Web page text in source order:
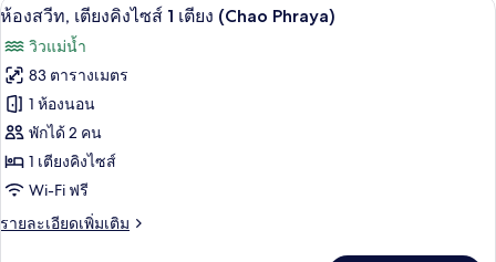
Chao
room
Twin
เปิด
ภาพถ่าย
ทั้งหมด
ของ
ห้อง
สวีท,
เตียง
คิง
5
ห้องสวีท, เตียงคิงไซส์ 1 เตียง (Chao Phraya)
วิวแม่น้ำ
83 ตารางเมตร
1 ห้องนอน
พักได้ 2 คน
1 เตียงคิงไซส์
Wi-Fi ฟรี
รายละเอียดเพิ่มเติม
ราย